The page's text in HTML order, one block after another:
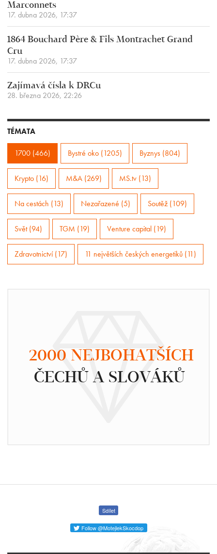
Marconnets
17. dubna 2026, 17:37
1864 Bouchard Père & Fils Montrachet Grand
Cru
17. dubna 2026, 17:37
Zajímavá čísla k DRCu
28. března 2026, 22:26
TÉMATA
1700 (466) Bystré oko (1205) Byznys (804)
Krypto (16) M&A (269) MS.tv (13)
Na cestách (13) Nezařazené (5) Soutěž (109)
Svět (94) TGM (19) Venture capital (19)
Zdravotnictví (17) 11 největších českých energetiků (11)
2000 NEJBOHATŠÍCH
ČECHŮ A SLOVÁKŮ
Sdílet
Follow @MotejlekSkocdop